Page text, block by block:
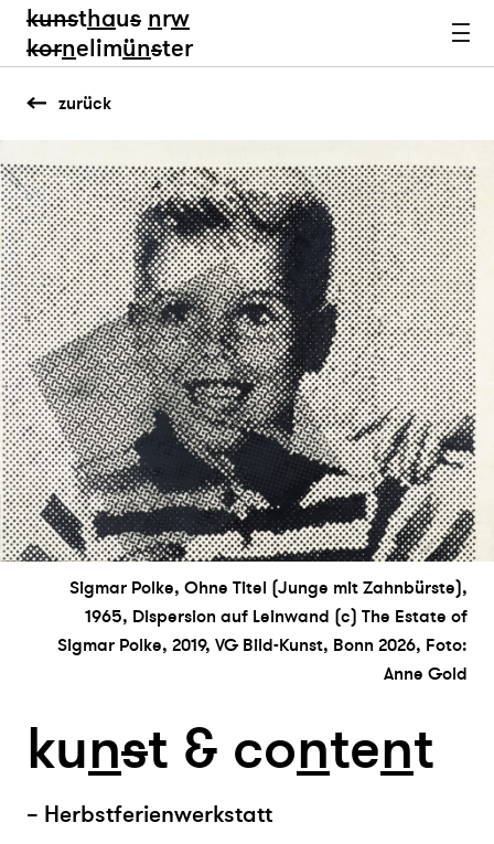
kunsthaus nrw
kornelimünster
zurück
Sigmar Polke, Ohne Titel (Junge mit Zahnbürste),
1965, Dispersion auf Leinwand (c) The Estate of
Sigmar Polke, 2019, VG Bild-Kunst, Bonn 2026, Foto:
Anne Gold
kunst & content
– Herbstferienwerkstatt